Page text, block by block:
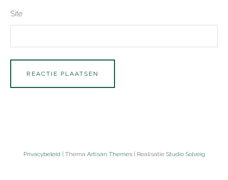
Site
Privacybeleid | Thema Artisan Themes| Realisatie Studio Solveig